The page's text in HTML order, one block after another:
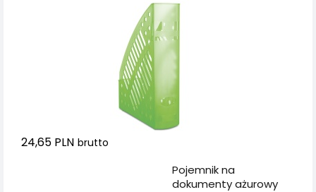
transparentny zielony
24,65 PLN brutto
Pojemnik na
dokumenty ażurowy